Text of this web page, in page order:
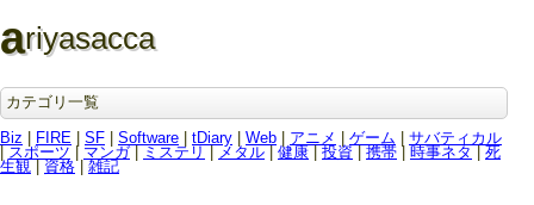
ariyasacca
カテゴリ一覧
Biz
FIRE SF Software tDiary Web アニメ ゲーム
サバティカル
スポーツ | マンガ| ミステリ メタル 健康 投資 携帯 | 時事ネタ
死
生観
資格| 雑記